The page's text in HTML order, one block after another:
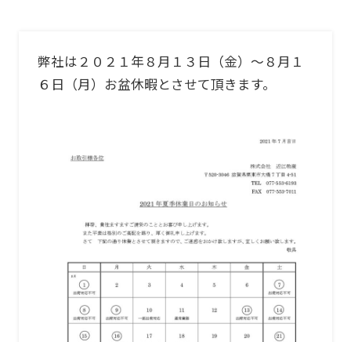
弊社は２０２１年８月１３日（金）～８月１
６日（月）お盆休暇とさせて頂きます。